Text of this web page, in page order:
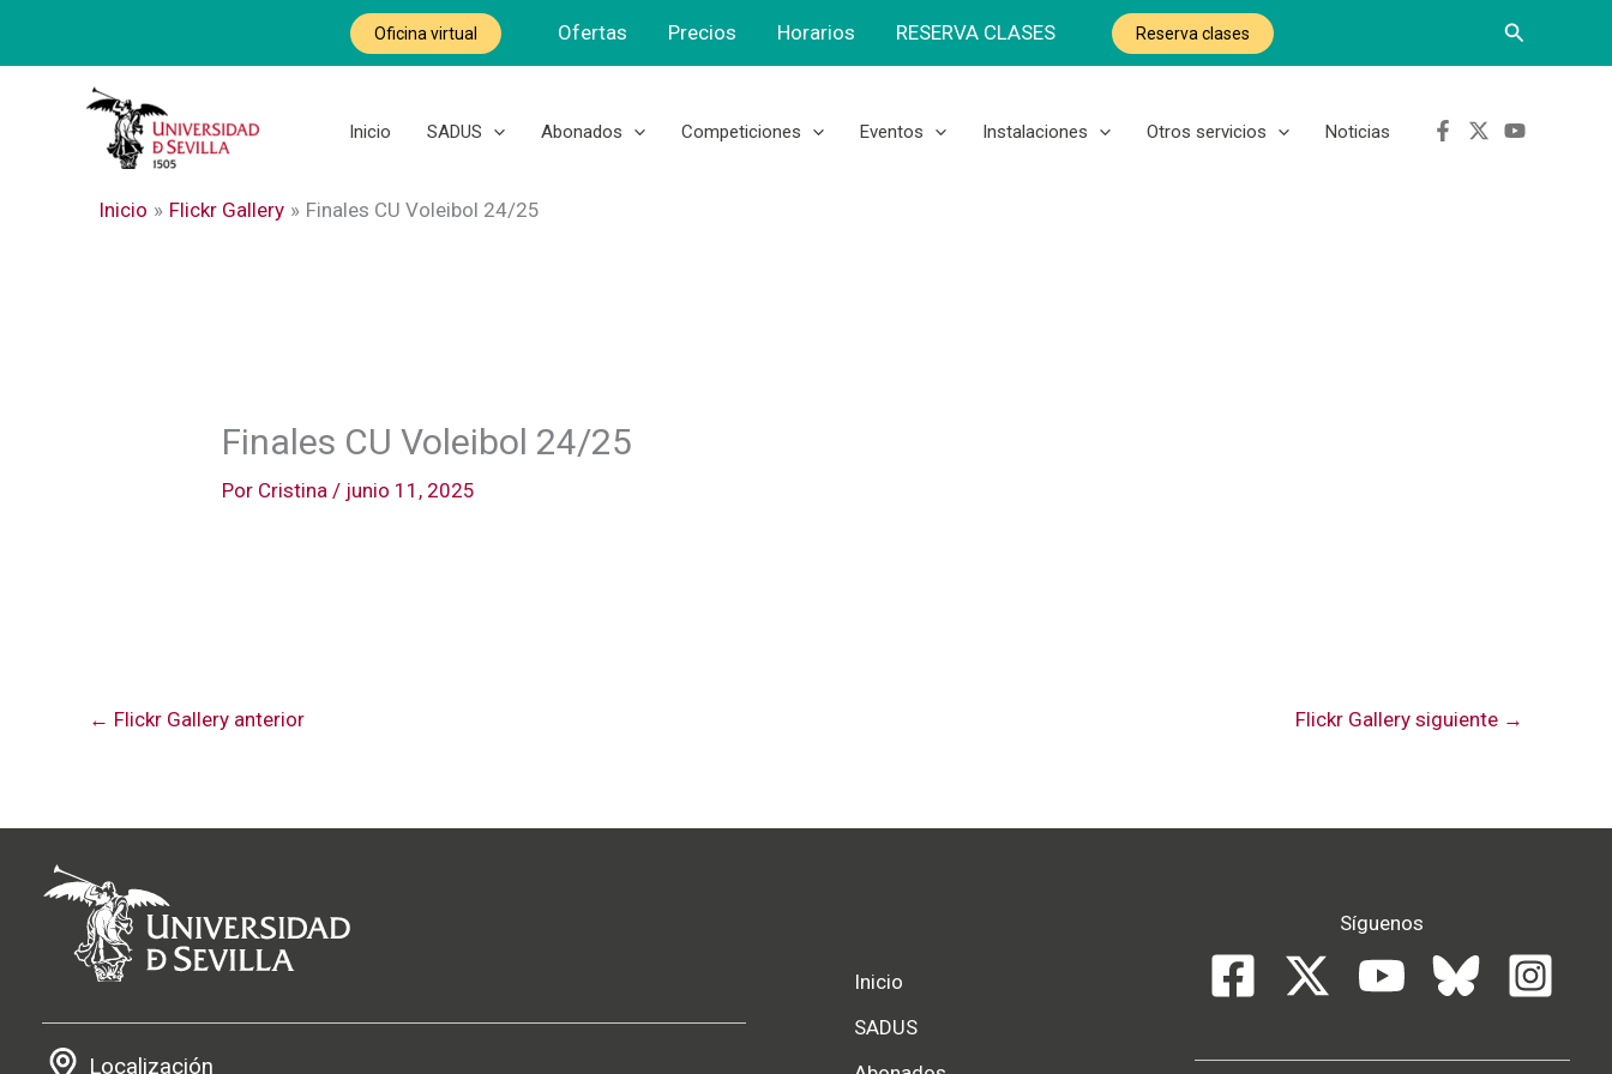
Oficina virtual Ofertas Precios Horarios RESERVA CLASES Reserva clases Buscar
Inicio SADUS Abonados Competiciones Eventos Instalaciones Otros servicios Noticias
Inicio Flickr Gallery Finales CU Voleibol 24/25
Finales CU Voleibol 24/25
Por Cristina / junio 11, 2025
← Flickr Gallery anterior Flickr Gallery siguiente →
Localización
Inicio
SADUS
Síguenos